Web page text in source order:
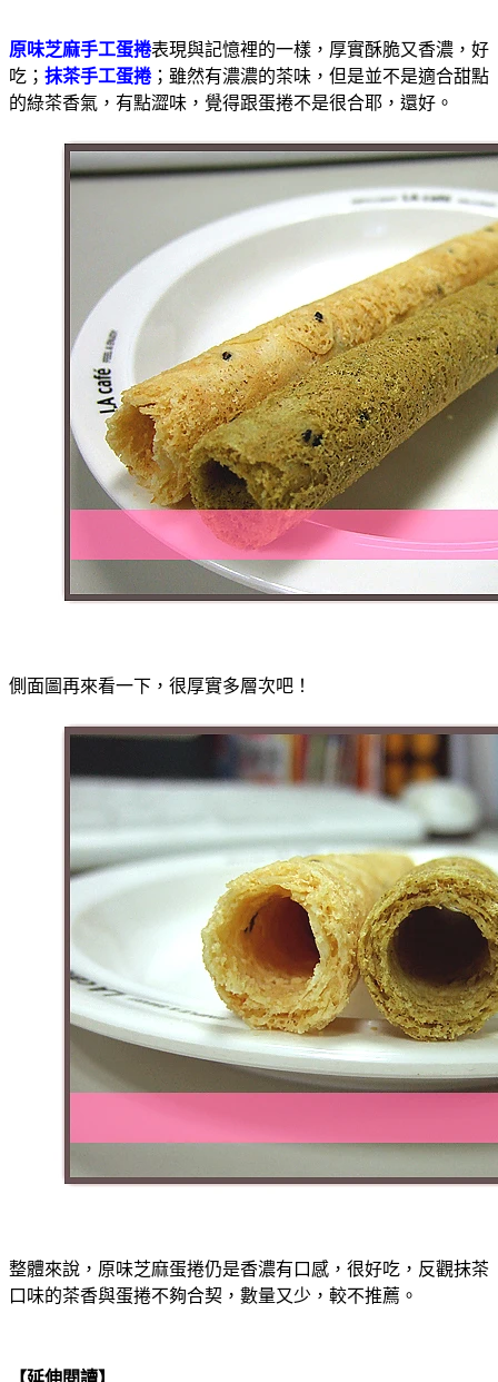
原味芝麻手工蛋捲表現與記憶裡的一樣，厚實酥脆又香濃，好
吃； 抹茶手工蛋捲；雖然有濃濃的茶味，但是並不是適合甜點
的綠茶香氣，有點澀味，覺得跟蛋捲不是很合耶，還好。
側面圖再來看一下，很厚實多層次吧！
整體來說，原味芝麻蛋捲仍是香濃有口感，很好吃，反觀抹茶
口味的茶香與蛋捲不夠合契，數量又少，較不推薦。